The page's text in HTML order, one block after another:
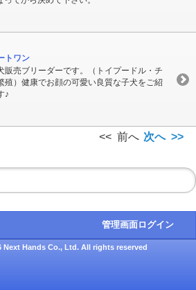
トワン
販売ブリーダーです。（トイプードル・チ
殖）健康でお顔の可愛い良質な子犬をご紹
♪
<< 前へ 次へ >>
管理画面ログイン
Next Hands Co., Ltd. All rights reserved